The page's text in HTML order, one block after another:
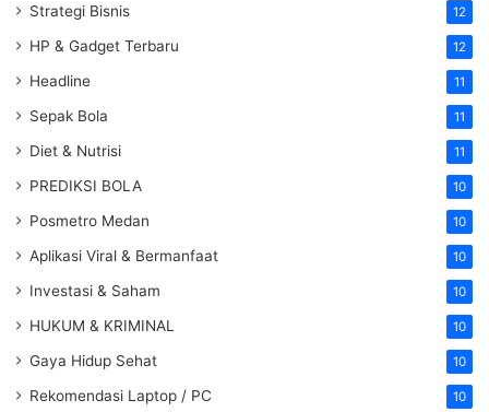
Strategi Bisnis 12
HP & Gadget Terbaru 12
Headline 11
Sepak Bola 11
Diet & Nutrisi 11
PREDIKSI BOLA 10
Posmetro Medan 10
Aplikasi Viral & Bermanfaat 10
Investasi & Saham 10
HUKUM & KRIMINAL 10
Gaya Hidup Sehat 10
Rekomendasi Laptop / PC 10